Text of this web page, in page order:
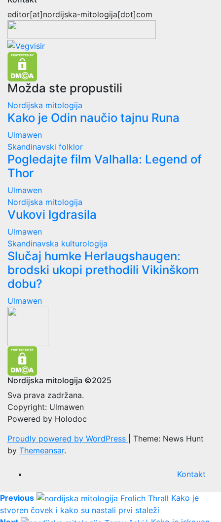
editor[at]nordijska-mitologija[dot]com
Možda ste propustili
Nordijska mitologija
Kako je Odin naučio tajnu Runa
Ulmawen
Skandinavski folklor
Pogledajte film Valhalla: Legend of
Thor
Ulmawen
Nordijska mitologija
Vukovi Igdrasila
Ulmawen
Skandinavska kulturologija
Slučaj humke Herlaugshaugen:
brodski ukopi prethodili Vikinškom
dobu?
Ulmawen
Nordijska mitologija ©2025
Sva prava zadržana.
Copyright: Ulmawen
Powered by Holodoc
Proudly powered by WordPress
Theme: News Hunt
by Themeansar.
Kontakt
Previous
Kako je
stvoren čovek i kako su nastali prvi staleži